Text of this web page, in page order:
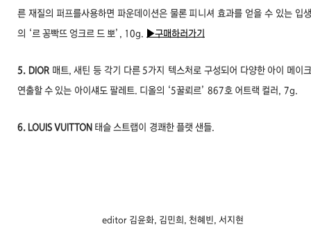
른 재질의 퍼프를사용하면 파운데이션은 물론 피니셔효과를 얻을 수 있는 입
의 ‘르 꽁빡뜨 엉크르 드 뽀’, 10g. ▶구매하러가기
5. DIOR매트, 새틴 등 각기 다른 5가지 텍스처로 구성되어 다양한 아이 메이
연출할 수 있는 아이섀도 팔레트. 디올의 ‘5꿀뢰르’ 867호 어트랙 컬러, 7g.
6. LOUIS VUITTON 태슬 스트랩이 경쾌한 플랫 샌들.
editor 김윤화, 김민희, 천혜빈, 서지현